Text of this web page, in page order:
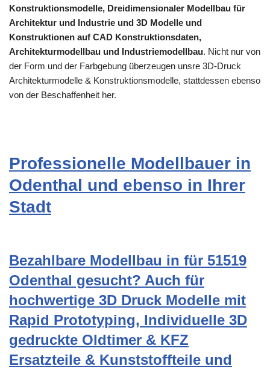
Konstruktionsmodelle, Dreidimensionaler Modellbau für
Architektur und Industrie und 3D Modelle und
Konstruktionen auf CAD Konstruktionsdaten,
Architekturmodellbau und Industriemodellbau. Nicht nur von
der Form und der Farbgebung überzeugen unsre 3D-Druck
Architekturmodelle & Konstruktionsmodelle, stattdessen ebenso
von der Beschaffenheit her.
Professionelle Modellbauer in
Odenthal und ebenso in Ihrer
Stadt
Bezahlbare Modellbau in für 51519
Odenthal gesucht? Auch für
hochwertige 3D Druck Modelle mit
Rapid Prototyping, Individuelle 3D
gedruckte Oldtimer & KFZ
Ersatzteile & Kunststoffteile und